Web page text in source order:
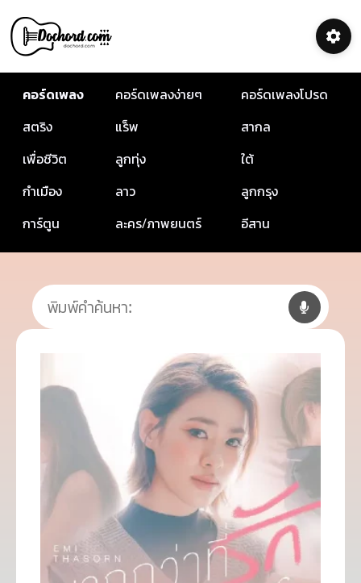
คอร์ดเพลง คอร์ดเพลงง่ายๆ
คอร์ดเพลงโปรด
สตริง
แร็พ
สากล
เพื่อชีวิต
ลูกทุ่ง
ใต้
กำเมือง
ลาว
ลูกกรุง
การ์ตูน
ละคร/ภาพยนตร์ อีสาน